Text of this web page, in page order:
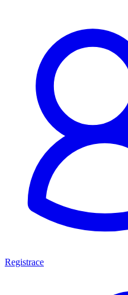
Registrace